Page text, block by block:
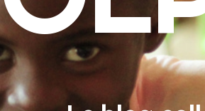
Faire